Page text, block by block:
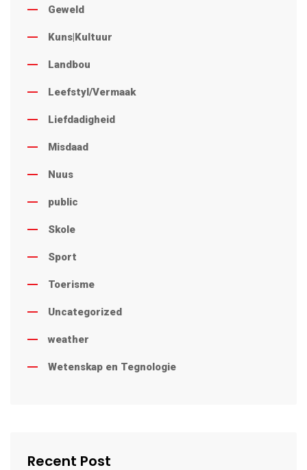
Geweld
Kuns|Kultuur
Landbou
Leefstyl/Vermaak
Liefdadigheid
Misdaad
Nuus
public
Skole
Sport
Toerisme
Uncategorized
weather
Wetenskap en Tegnologie
Recent Post